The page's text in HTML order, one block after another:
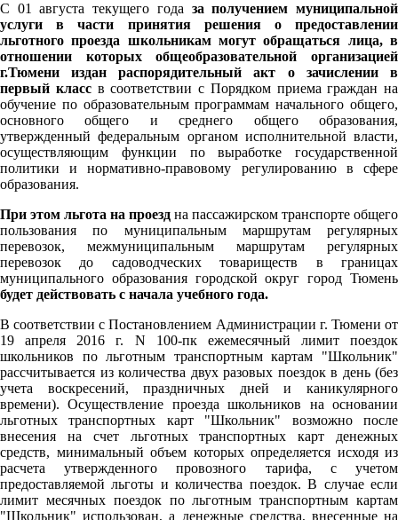
С 01 августа текущего года за получением муниципальной
услуги в части принятия решения о предоставлении
льготного проезда школьникам могут обращаться лица, в
отношении которых общеобразовательной организацией
г.Тюмени издан распорядительный акт о зачислении в
первый классв соответствии с Порядком приема граждан на
обучение по образовательным программам начального общего,
основного общего и среднего общего образования,
утвержденный федеральным органом исполнительной власти,
осуществляющим функции по выработке государственной
политики и нормативно-правовому регулированию в сфере
образования.
При этом льгота на проезд на пассажирском транспорте общего
пользования по муниципальным маршрутам регулярных
перевозок, межмуниципальным маршрутам регулярных
перевозок до садоводческих товариществ в границах
муниципального образования городской округ город Тюмень
будет действовать с начала учебного года.
В соответствии с Постановлением Администрации г. Тюмени от
19 апреля 2016 г. N 100-пк ежемесячный лимит поездок
школьников по льготным транспортным картам "Школьник"
рассчитывается из количества двух разовых поездок в день (без
учета воскресений, праздничных дней и каникулярного
времени). Осуществление проезда школьников на основании
льготных транспортных карт "Школьник" возможно после
внесения на счет льготных транспортных карт денежных
средств, минимальный объем которых определяется исходя из
расчета утвержденного провозного тарифа, с учетом
предоставляемой льготы и количества поездок. В случае если
лимит месячных поездок по льготным транспортным картам
"Школьник" использован, а денежные средства, внесенные на